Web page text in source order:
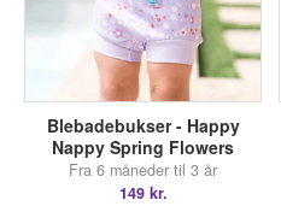
Blebadebukser - Happy
Nappy Spring Flowers
Fra 6 måneder til 3 år
149 kr.